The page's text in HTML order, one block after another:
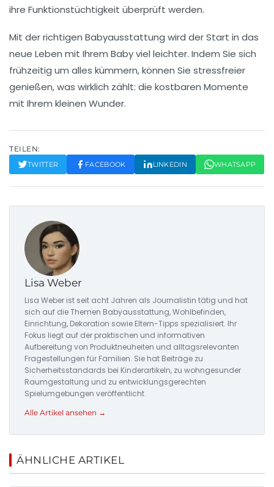
ihre Funktionstüchtigkeit überprüft werden.
Mit der richtigen Babyausstattung wird der Start in das
neue Leben mit Ihrem Baby viel leichter. Indem Sie sich
frühzeitig um alles kümmern, können Sie stressfreier
genießen, was wirklich zählt: die kostbaren Momente
mit Ihrem kleinen Wunder.
TEILEN:
TWITTER FACEBOOK LINKEDIN WHATSAPP
Lisa Weber
Lisa Weber ist seit acht Jahren als Journalistin tätig und hat
sich auf die Themen Babyausstattung, Wohlbefinden,
Einrichtung, Dekoration sowie Eltern-Tipps spezialisiert. Ihr
Fokus liegt auf der praktischen und informativen
Aufbereitung von Produktneuheiten und alltagsrelevanten
Fragestellungen für Familien. Sie hat Beiträge zu
Sicherheitsstandards bei Kinderartikeln, zu wohngesunder
Raumgestaltung und zu entwicklungsgerechten
Spielumgebungen veröffentlicht.
Alle Artikel ansehen →
ÄHNLICHE ARTIKEL